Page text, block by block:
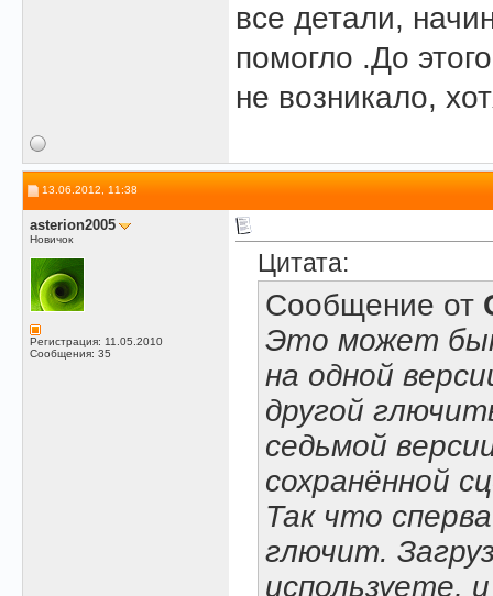
все детали,
помогло .До
не возникало,
13.06.2012, 11:38
asterion2005
Новичок
Регистрация: 11.05.2010
Сообщения: 35
Цитата:
Сообщение от
Это может
на одной
другой
седьмой
сохранённой
Так что
глючит.
используете,